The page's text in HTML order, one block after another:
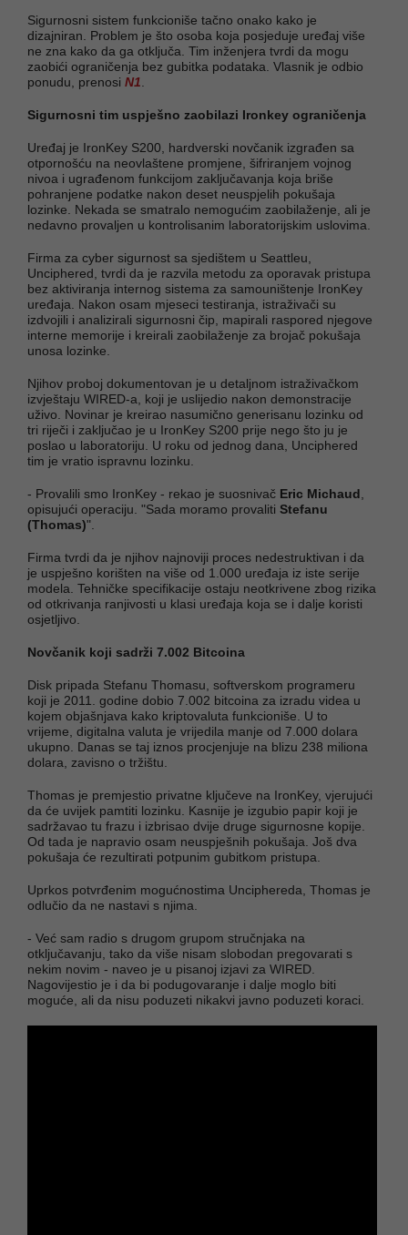
Sigurnosni sistem funkcioniše tačno onako kako je
dizajniran. Problem je što osoba koja posjeduje uređaj više
ne zna kako da ga otključa. Tim inženjera tvrdi da mogu
zaobići ograničenja bez gubitka podataka. Vlasnik je odbio
ponudu, prenosi N1
Sigurnosni tim uspješno zaobilazi Ironkey ograničenja
Uređaj je IronKey S200, hardverski novčanik izgrađen sa
otpornošću na neovlaštene promjene, šifriranjem vojnog
nivoa i ugrađenom funkcijom zaključavanja koja briše
pohranjene podatke nakon deset neuspjelih pokušaja
lozinke. Nekada se smatralo nemogućim zaobilaženje, ali je
nedavno provaljen u kontrolisanim laboratorijskim uslovima.
Firma za cyber sigurnost sa sjedištem u Seattleu,
Unciphered, tvrdi da je razvila metodu za oporavak pristupa
bez aktiviranja internog sistema za samouništenje IronKey
uređaja. Nakon osam mjeseci testiranja, istraživači su
izdvojili i analizirali sigurnosni čip, mapirali raspored njegove
interne memorije i kreirali zaobilaženje za brojač pokušaja
unosa lozinke.
Njihov proboj dokumentovan je u detaljnom istraživačkom
izvještaju WIRED-a, koji je uslijedio nakon demonstracije
uživo. Novinar je kreirao nasumično generisanu lozinku od
tri riječi i zaključao je u IronKey S200 prije nego što ju je
poslao u laboratoriju. U roku od jednog dana, Unciphered
tim je vratio ispravnu lozinku.
- Provalili smo IronKey - rekao je suosnivač Eric Michaud
opisujući operaciju. "Sada moramo provaliti Stefanu
(Thomas)".
Firma tvrdi da je njihov najnoviji proces nedestruktivan i da
je uspješno korišten na više od 1.000 uređaja iz iste serije
modela. Tehničke specifikacije ostaju neotkrivene zbog rizika
od otkrivanja ranjivosti u klasi uređaja koja se i dalje koristi
osjetljivo.
Novčanik koji sadrži 7.002 Bitcoina
Disk pripada Stefanu Thomasu, softverskom programeru
koji je 2011. godine dobio 7.002 bitcoina za izradu videa u
kojem objašnjava kako kriptovaluta funkcioniše. U to
vrijeme, digitalna valuta je vrijedila manje od 7.000 dolara
ukupno. Danas se taj iznos procjenjuje na blizu 238 miliona
dolara, zavisno o tržištu.
Thomas je premjestio privatne ključeve na IronKey, vjerujući
da će uvijek pamtiti lozinku. Kasnije je izgubio papir koji je
sadržavao tu frazu i izbrisao dvije druge sigurnosne kopije.
Od tada je napravio osam neuspješnih pokušaja. Još dva
pokušaja će rezultirati potpunim gubitkom pristupa.
Uprkos potvrđenim mogućnostima Unciphereda, Thomas je
odlučio da ne nastavi s njima.
- Već sam radio s drugom grupom stručnjaka na
otključavanju, tako da više nisam slobodan pregovarati s
nekim novim - naveo je u pisanoj izjavi za WIRED.
Nagovijestio je i da bi podugovaranje i dalje moglo biti
moguće, ali da nisu poduzeti nikakvi javno poduzeti koraci.